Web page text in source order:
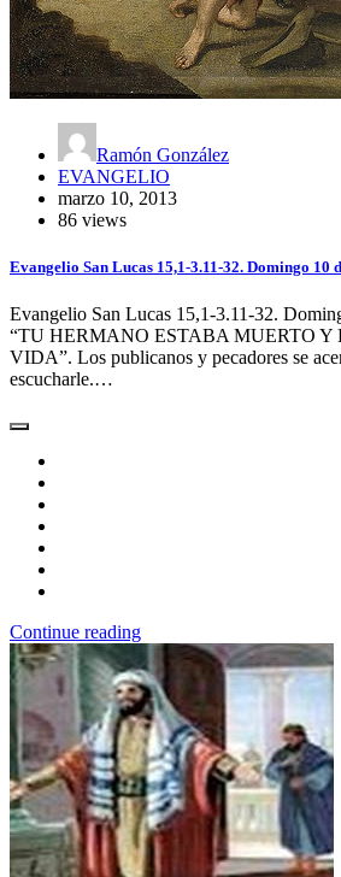
Ramón González
EVANGELIO
marzo 10, 2013
86 views
Evangelio San Lucas 15,1-3.11-32. Domingo 10
Evangelio San Lucas 15,1-3.11-32.
“TU HERMANO ESTABA MUERTO
VIDA”. Los publicanos y pecadores se
escucharle.…
Continue reading